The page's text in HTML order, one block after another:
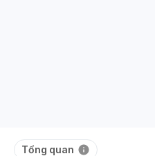
Tổng quan